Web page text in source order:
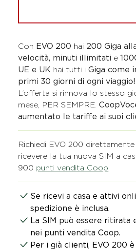
Con EVO 200 hai 200 Giga
velocità, minuti illimitati e
UE e UK hai tutti iGiga come
primi 30 giorni di ogni viaggio!
L’offerta si rinnova lo stesso
mese, PER SEMPRE.
aumentato le tariffe ai suoi
Richiedi EVO 200
ricevere la tua nuova SIM a
900 punti vendita Coop.​
Se ricevi a casa e attivi
spedizione è inclusa.​​
La SIM può essere ritirata
nei punti vendita Coop.
Per i già clienti, EVO 200